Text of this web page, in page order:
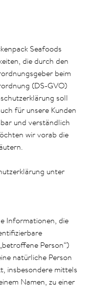
Seafoods
die durch den
beim
(DS-GVO)
soll
für unsere Kunden
und verständlich
wir vorab die
unter
Informationen, die
Person“)
natürliche Person
insbesondere mittels
Namen, zu einer